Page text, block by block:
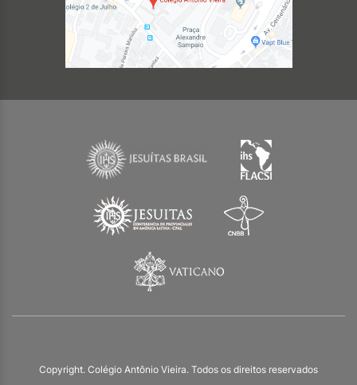
Copyright. Colégio Antônio Vieira. Todos os direitos reservados